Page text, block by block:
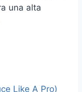
una alta
Like A Pro)